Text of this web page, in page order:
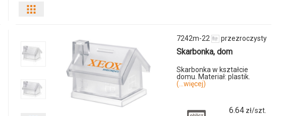
Pokaż
i
produktu
7242m-22 przezroczysty
Skarbonka, dom
Skarbonka w kształcie
domu. Materiał: plastik.
(...więcej)
6.64zł/szt.